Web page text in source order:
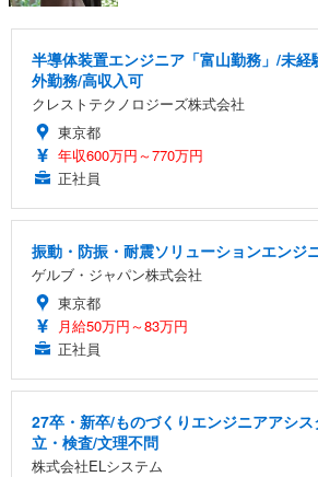
半導体装置エンジニア「富山勤務」/未
外勤務/高収入可
クレストテクノロジーズ株式会社
東京都
年収600万円～770万円
正社員
振動・防振・耐震ソリューションエンジ
ゲルブ・ジャパン株式会社
東京都
月給50万円～83万円
正社員
27卒・新卒/ものづくりエンジニアアシ
立・検査/文理不問
株式会社ELシステム